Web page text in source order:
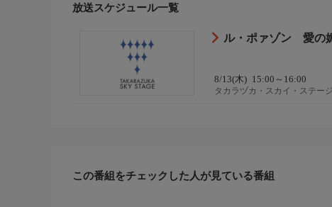
放送スケジュール一覧
ル・ポァゾン 愛の
8/13(木) 15:00～16:00
タカラヅカ・スカイ・ステージ
この番組をチェックした人が見ている番組